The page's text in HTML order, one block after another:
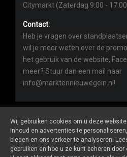
Citymarkt (Zaterdag 9:00 -
Contact:
Heb je vragen over
wil je meer weten over de
het gebruik van de website,
meer? Stuur dan een mail naar
info@marktennieuwegein.nl!
Marktennieuwegein.nlis een
Wij gebruiken cookies om u deze
inhoud en advertenties te
bieden en ons verkeer te analyseren.
gebruiken en hoe u ze kunt beheren